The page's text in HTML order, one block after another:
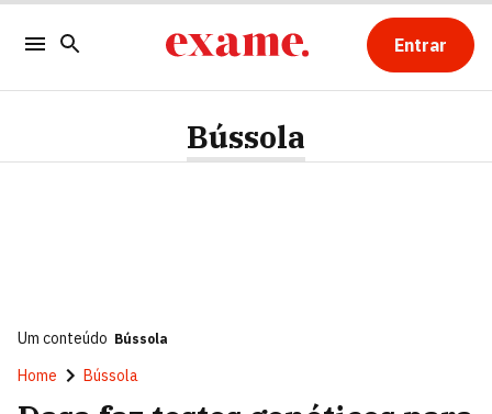
Entrar
Bússola
Um conteúdo Bússola
Home Bússola